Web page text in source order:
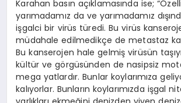
Karahan basın açıklamasında ise;
yarımadamız da ve yarımadamız
işgalci bir virüs türedi. Bu virüs
müdahale edilmedikçe de metastaz
Bu kanserojen hale gelmiş virüsün
kültür ve görgüsünden de nasipsiz
mega yatlardır. Bunlar koylarımıza
kalıyorlar. Bunların koylarımızda işgal